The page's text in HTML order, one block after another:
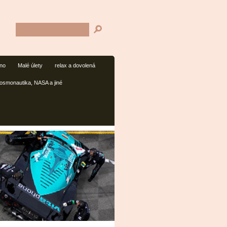
Malé úlety relax a dovolená
NASA a jiné